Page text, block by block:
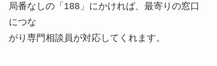
局番なしの「188」にかければ、最寄りの窓口
につな
がり専門相談員が対応してくれます。